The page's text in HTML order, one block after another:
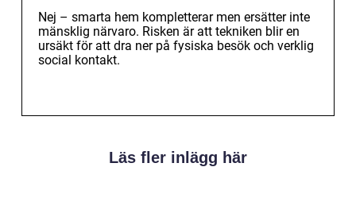
Nej – smarta hem kompletterar men ersätter inte
mänsklig närvaro. Risken är att tekniken blir en
ursäkt för att dra ner på fysiska besök och verklig
social kontakt.
Läs fler inlägg här